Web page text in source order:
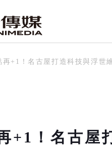
再+1！名古屋打造科技與浮世
+1！名古屋